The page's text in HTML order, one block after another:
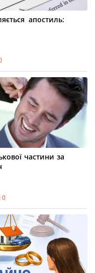
апостиль:
частини за
0